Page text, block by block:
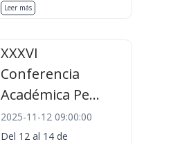
Leer más
XXXVI
Conferencia
Académica Pe...
2025-11-12 09:00:00
Del 12 al 14 de